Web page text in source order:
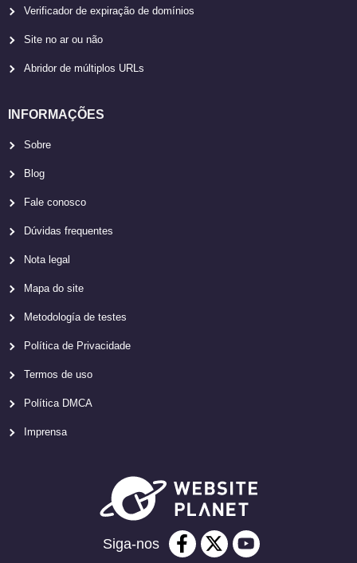
Verificador de expiração de domínios
Site no ar ou não
Abridor de múltiplos URLs
INFORMAÇÕES
Sobre
Blog
Fale conosco
Dúvidas frequentes
Nota legal
Mapa do site
Metodología de testes
Política de Privacidade
Termos de uso
Política DMCA
Imprensa
Siga-nos